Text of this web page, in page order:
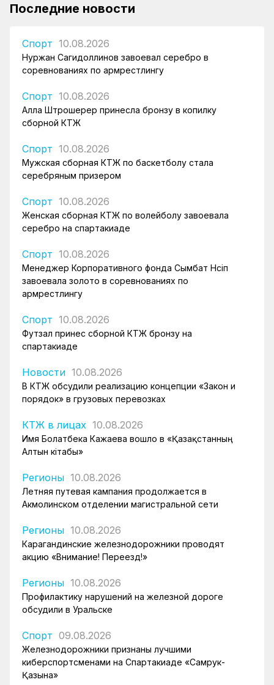
Последние новости
Спорт 10.08.2026
Нуржан Сагидоллинов завоевал серебро в
соревнованиях по армрестлингу
Спорт 10.08.2026
Алла Штрошерер принесла бронзу в копилку
сборной КТЖ
Спорт 10.08.2026
Мужская сборная КТЖ по баскетболу стала
серебряным призером
Спорт 10.08.2026
Женская сборная КТЖ по волейболу завоевала
серебро на спартакиаде
Спорт 10.08.2026
Менеджер Корпоративного фонда Сымбат Нәсіп
завоевала золото в соревнованиях по
армрестлингу
Спорт 10.08.2026
Футзал принес сборной КТЖ бронзу на
спартакиаде
Новости 10.08.2026
В КТЖ обсудили реализацию концепции «Закон и
порядок» в грузовых перевозках
КТЖ в лицах 10.08.2026
Имя Болатбека Кажаева вошло в «Қазақстанның
Алтын кітабы»
Регионы 10.08.2026
Летняя путевая кампания продолжается в
Акмолинском отделении магистральной сети
Регионы 10.08.2026
Карагандинские железнодорожники проводят
акцию «Внимание! Переезд!»
Регионы 10.08.2026
Профилактику нарушений на железной дороге
обсудили в Уральске
Спорт 09.08.2026
Железнодорожники признаны лучшими
киберспортсменами на Спартакиаде «Самрук-
Қазына»